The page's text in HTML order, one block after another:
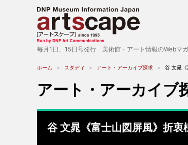
ホーム スタディ アート・アーカイブ探求 谷 文晁《
アート・アーカイブ
谷 文晁《富士山図屏風》折衷
毎月1日、15日号発行 美術館・アート情報のWebマ